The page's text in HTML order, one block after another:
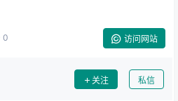
0 访问网站
关注 私信